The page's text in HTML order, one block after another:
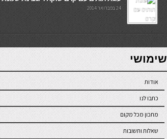
24 בפברואר 2014
7slots
seriöse online casinos österreich
שימושי
אודות
כתבו לנו
מתכון מכל מקום
שאלות ותשובות